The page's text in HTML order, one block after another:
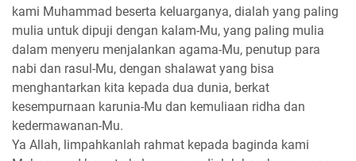
kami Muhammad beserta keluarganya, dialah yang paling
mulia untuk dipuji dengan kalam-Mu, yang paling mulia
dalam menyeru menjalankan agama-Mu, penutup para
nabi dan rasul-Mu, dengan shalawat yang bisa
menghantarkan kita kepada dua dunia, berkat
kesempurnaan karunia-Mu dan kemuliaan ridha dan
kedermawanan-Mu.
Ya Allah, limpahkanlah rahmat kepada baginda kami